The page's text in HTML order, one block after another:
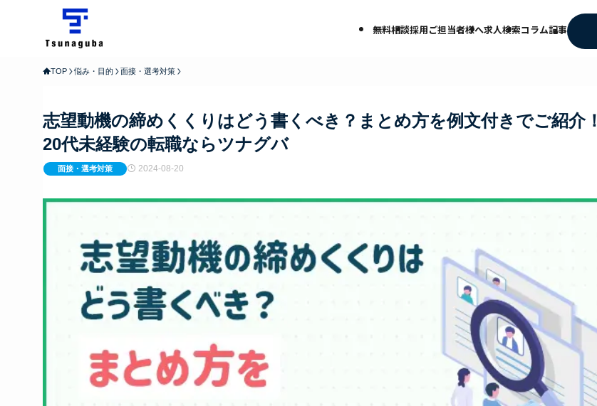
無料相談採用ご担当者様へ求人検索コラム記事
TOP 悩み・目的 面接・選考対策
志望動機の締めくくりはどう書くべき？まとめ方を例文付きでご紹介！
20代未経験の転職ならツナグバ
面接・選考対策 2024-08-20